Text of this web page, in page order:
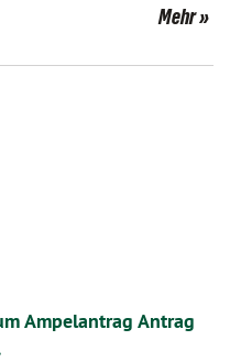
Mehr
Ampelantrag Antrag